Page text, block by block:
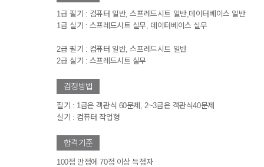
1급 필기 : 컴퓨터 일반, 스프레드시트 일반,데이터베이스 일반
1급 실기 : 스프레드시트 실무, 데이터베이스 실무
2급 필기 : 컴퓨터 일반, 스프레드시트 일반
2급 실기 : 스프레드시트 실무
검정방법
필기 : 1급은 객관식 60문제, 2~3급은 객관식40문제
실기 : 컴퓨터 작업형
합격기준
100점 만점에 70점 이상 득점자